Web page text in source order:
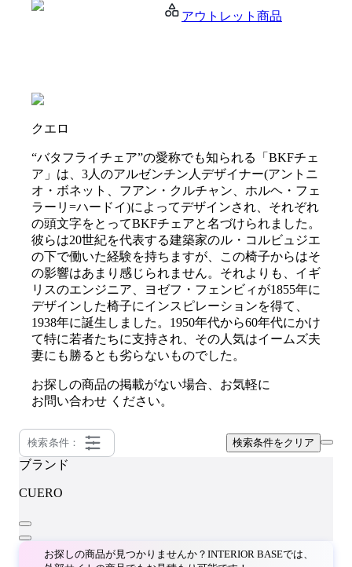
アウトレット商品
クエロ
“バタフライチェア”の愛称でも知られる「BKFチェ
ア」は、3人のアルゼンチン人デザイナー(アントニ
オ・ボネット、フアン・クルチャン、ホルヘ・フェ
ラーリ=ハードイ)によってデザインされ、それぞれ
の頭文字をとってBKFチェアと名づけられました。
彼らは20世紀を代表する建築家のル・コルビュジエ
の下で働いた経験を持ちますが、この椅子からはそ
の影響はあまり感じられません。それよりも、イギ
リスのエンジニア、ヨゼフ・フェンビィが1855年に
デザインした椅子にインスピレーションを得て、
1938年に誕生しました。1950年代から60年代にかけ
て特に若者たちに支持され、その人気はイームズ夫
妻にも勝るとも劣らないものでした。
お探しの商品の掲載がない場合、お気軽に
お問い合わせ ください。
検索条件： 検索条件をクリア
ブランド
CUERO
お探しの商品が見つかりませんか？INTERIOR BASEでは、